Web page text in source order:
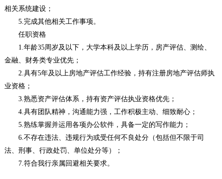
相关系统建设；
5.完成其他相关工作事项。
任职资格
1.年龄35周岁及以下，大学本科及以上学历，房产评估、测绘、
金融、财务类专业优先；
2.具有5年及以上房地产评估工作经验，持有注册房地产评估师执
业资格；
3.熟悉资产评估体系，持有资产评估执业资格优先；
4.具有团队精神，沟通能力强，工作积极主动、细致耐心；
5.熟练掌握并运用各项办公软件，具备一定的写作能力；
6.不存在违法、违规行为或受任何不良处分（包括但不限于司
法、刑事、行政处罚、单位处分等）；
7.符合我行亲属回避相关要求。